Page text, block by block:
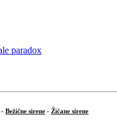
- Bežične sirene - Žičane sirene